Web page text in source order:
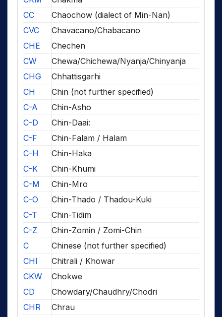
CC
Chaochow (dialect of Min-Nan)
CVC
Chavacano/Chabacano
CHE
Chechen
CW
Chewa/Chichewa/Nyanja/Chinyanja
CHG
Chhattisgarhi
CH
Chin (not further specified)
C-A
Chin-Asho
C-D
Chin-Daai:
C-F
Chin-Falam / Halam
C-H
Chin-Haka
C-K
Chin-Khumi
C-M
Chin-Mro
C-O
Chin-Thado / Thadou-Kuki
C-T
Chin-Tidim
C-Z
Chin-Zomin / Zomi-Chin
C
Chinese (not further specified)
CHI
Chitrali / Khowar
CKW
Chokwe
CD
Chowdary/Chaudhry/Chodri
CHR
Chrau